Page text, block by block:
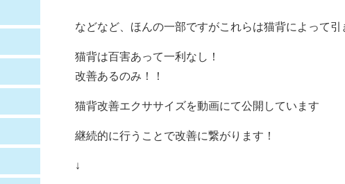
などなど、ほんの一部ですがこれらは猫背によって
猫背は百害あって一利なし！
改善あるのみ！！
猫背改善エクササイズを動画にて公開しています
継続的に行うことで改善に繋がります！
↓